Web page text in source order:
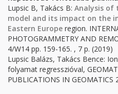
Lupsic B, Takács B: Analysis of
model and its impact on the
Eastern Europe region.
PHOTOGRAMMETRY AND
4/W14 pp. 159-165. , 7 p. (2019)
Lupsic Balázs, Takács Bence:
folyamat regresszióval,
PUBLICATIONS IN